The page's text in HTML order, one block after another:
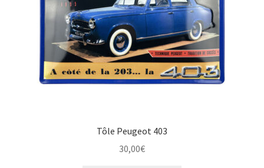
Tôle Peugeot 403
30,00€